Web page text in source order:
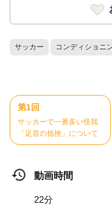
サッカー コンディショニ
第1回
サッカーで一番多い怪我
「足首の捻挫」について
動画時間
22分